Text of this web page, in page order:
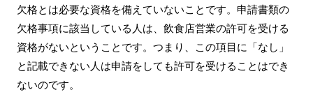
欠格とは必要な資格を備えていないことです。申請書類の
欠格事項に該当している人は、飲食店営業の許可を受ける
資格がないということです。つまり、この項目に「なし」
と記載できない人は申請をしても許可を受けることはでき
ないのです。